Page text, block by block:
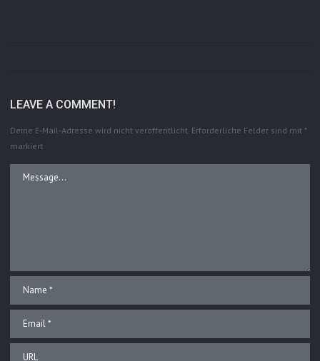
LEAVE A COMMENT!
Deine E-Mail-Adresse wird nicht veröffentlicht. Erforderliche Felder sind mit *
markiert